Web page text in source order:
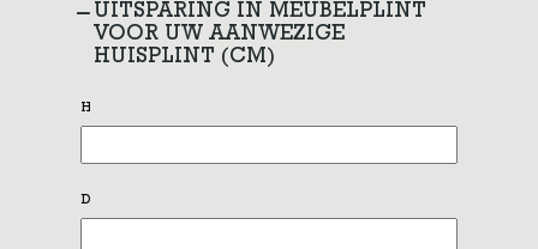
UITSPARING IN MEUBELPLINT
VOOR UW AANWEZIGE
HUISPLINT (CM)
H
D